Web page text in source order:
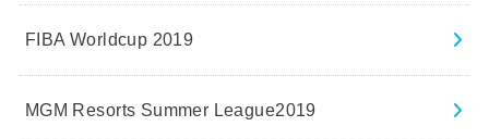
FIBA Worldcup 2019
MGM Resorts Summer League2019